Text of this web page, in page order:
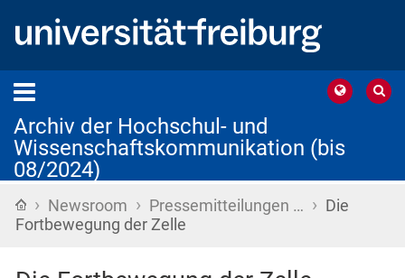
Archiv der Hochschul- und
Wissenschaftskommunikation (bis
08/2024)
Startseite
› Newsroom › Pressemitteilungen … › Die
Fortbewegung der Zelle